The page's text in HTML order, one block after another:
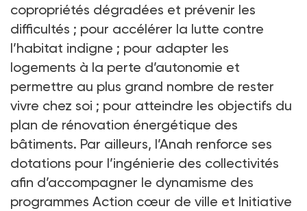
copropriétés dégradées et prévenir les
difficultés ; pour accélérer la lutte contre
l’habitat indigne ; pour adapter les
logements à la perte d’autonomie et
permettre au plus grand nombre de rester
vivre chez soi ; pour atteindre les objectifs du
plan de rénovation énergétique des
bâtiments. Par ailleurs, l’Anah renforce ses
dotations pour l’ingénierie des collectivités
afin d’accompagner le dynamisme des
programmes Action cœur de ville et Initiative